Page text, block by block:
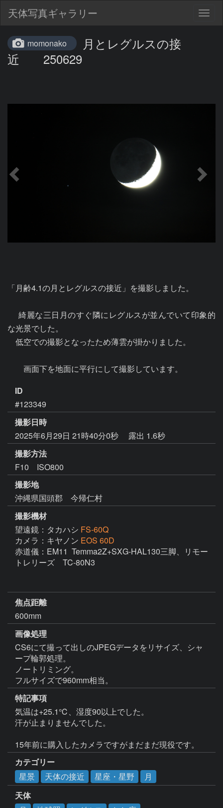
天体写真ギャラリー
momonako
月とレグルスの接
近 250629
「月齢4.1の月とレグルスの接近」を撮影しました。
     綺麗な三日月のすぐ隣にレグルスが並んでいて印象的
な光景でした。
低空での撮影となったため薄雲が掛かりました。
画面下を地面に平行にして撮影しています。
ID
#123349
撮影日時
2025年6月29日 21時40分0秒
露出 1.6秒
撮影方法
F10 ISO800
撮影地
沖縄県国頭郡 今帰仁村
撮影機材
望遠鏡：タカハシ FS-60Q
カメラ：キヤノン EOS 60D
赤道儀：EM11  Temma2Z+SXG-HAL130三脚、リモー
トレリーズ　TC-80N3
焦点距離
600mm
画像処理
CS6にて撮って出しのJPEGデータをリサイズ、シャ
ープ輪郭処理。
ノートリミング。
フルサイズで960mm相当。
特記事項
気温は+25.1℃、湿度90以上でした。
汗が止まりませんでした。
15年前に購入したカメラですがまだまだ現役です。
カテゴリー
星景
天体の接近 星座・星野
月
天体